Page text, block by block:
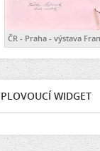
ČR - Praha - výstava
PLOVOUCÍ WIDGET